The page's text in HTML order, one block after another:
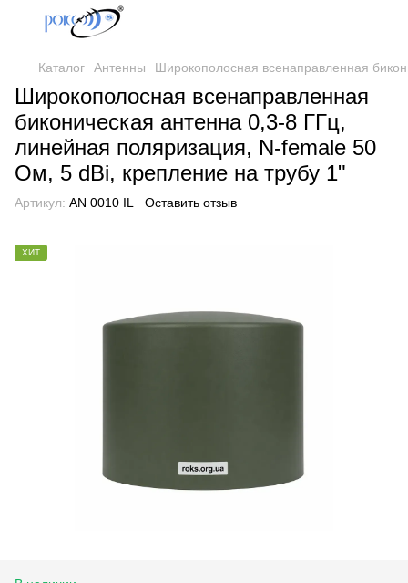
Каталог Антенны Широкополосная всенаправленная
Широкополосная всенаправленная
биконическая антенна 0,3-8 ГГц,
линейная поляризация, N-female 50
Ом, 5 dBi, крепление на трубу 1"
Артикул: AN 0010 IL Оставить отзыв
ХИТ